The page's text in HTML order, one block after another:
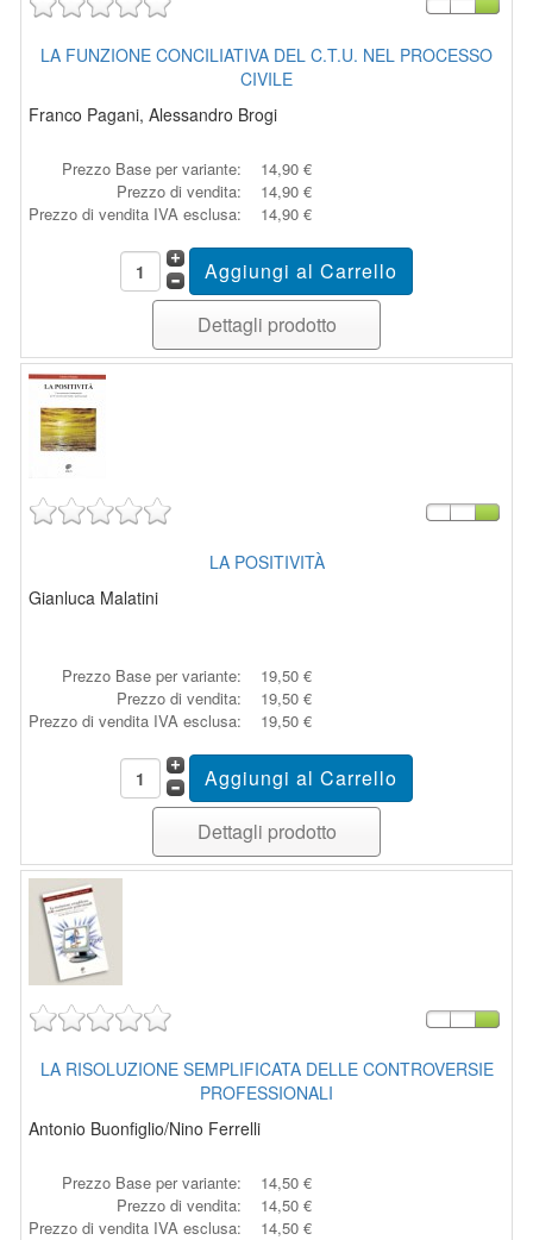
LA FUNZIONE CONCILIATIVA DEL C.T.U. NEL PROCESSO
CIVILE
Franco Pagani, Alessandro Brogi
Prezzo Base per variante:
14,90 €
Prezzo di vendita:
14,90 €
Prezzo di vendita IVA esclusa:
14,90 €
Dettagli prodotto
LA POSITIVITÀ
Gianluca Malatini
Prezzo Base per variante:
19,50 €
Prezzo di vendita:
19,50 €
Prezzo di vendita IVA esclusa:
19,50 €
Dettagli prodotto
LA RISOLUZIONE SEMPLIFICATA DELLE CONTROVERSIE
PROFESSIONALI
Antonio Buonfiglio/Nino Ferrelli
Prezzo Base per variante:
14,50 €
Prezzo di vendita:
14,50 €
Prezzo di vendita IVA esclusa:
14,50 €